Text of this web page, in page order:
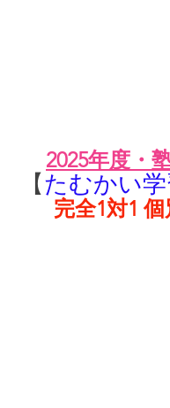
2025年度・
【たむかい
完全1対1